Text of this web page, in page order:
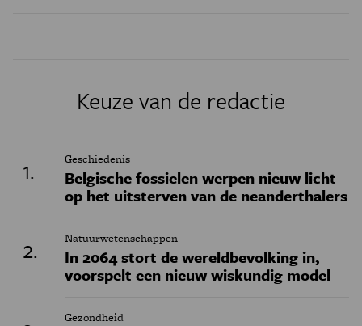
Keuze van de redactie
Geschiedenis
Belgische fossielen werpen nieuw licht
op het uitsterven van de neanderthalers
Natuurwetenschappen
In 2064 stort de wereldbevolking in,
voorspelt een nieuw wiskundig model
Gezondheid